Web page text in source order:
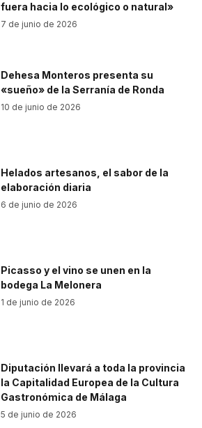
fuera hacia lo ecológico o natural»
7 de junio de 2026
Dehesa Monteros presenta su
«sueño» de la Serranía de Ronda
10 de junio de 2026
Helados artesanos, el sabor de la
elaboración diaria
6 de junio de 2026
Picasso y el vino se unen en la
bodega La Melonera
1 de junio de 2026
Diputación llevará a toda la provincia
la Capitalidad Europea de la Cultura
Gastronómica de Málaga
5 de junio de 2026